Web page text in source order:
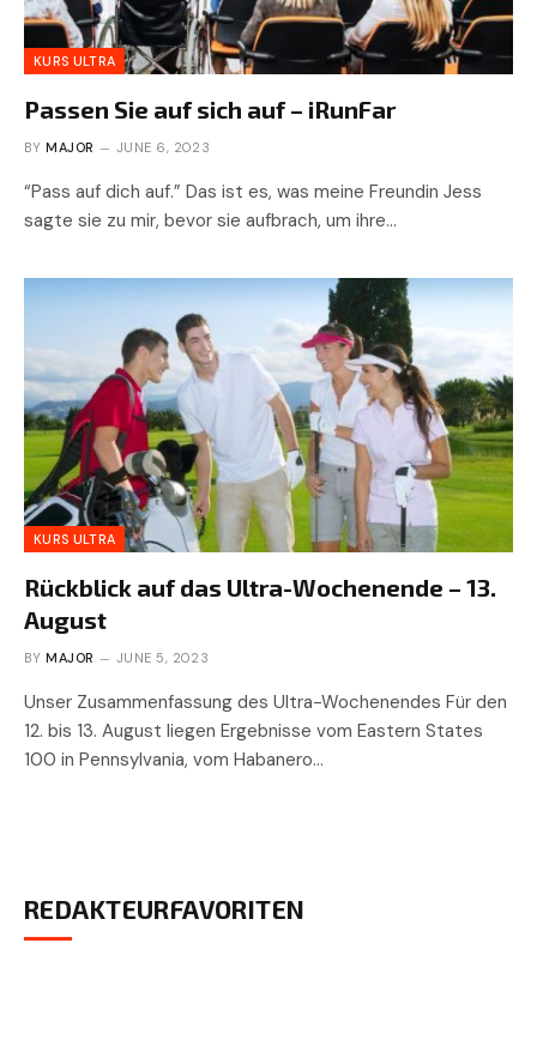
KURS ULTRA
Passen Sie auf sich auf – iRunFar
BY MAJOR JUNE 6, 2023
“Pass auf dich auf.” Das ist es, was meine Freundin Jess
sagte sie zu mir, bevor sie aufbrach, um ihre…
KURS ULTRA
Rückblick auf das Ultra-Wochenende – 13.
August
BY MAJOR JUNE 5, 2023
Unser Zusammenfassung des Ultra-Wochenendes Für den
12. bis 13. August liegen Ergebnisse vom Eastern States
100 in Pennsylvania, vom Habanero…
REDAKTEURFAVORITEN